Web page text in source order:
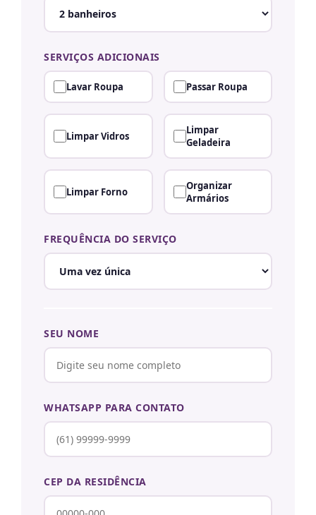
SERVIÇOS ADICIONAIS
Lavar Roupa Passar Roupa
Limpar Vidros
Limpar
Geladeira
Limpar Forno
Organizar
Armários
FREQUÊNCIA DO SERVIÇO
SEU NOME
WHATSAPP PARA CONTATO
CEP DA RESIDÊNCIA